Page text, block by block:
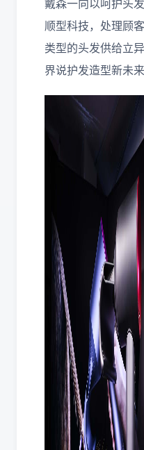
戴森一向以呵护头
顺型科技，处理顾
类型的头发供给立
界说护发造型新未来